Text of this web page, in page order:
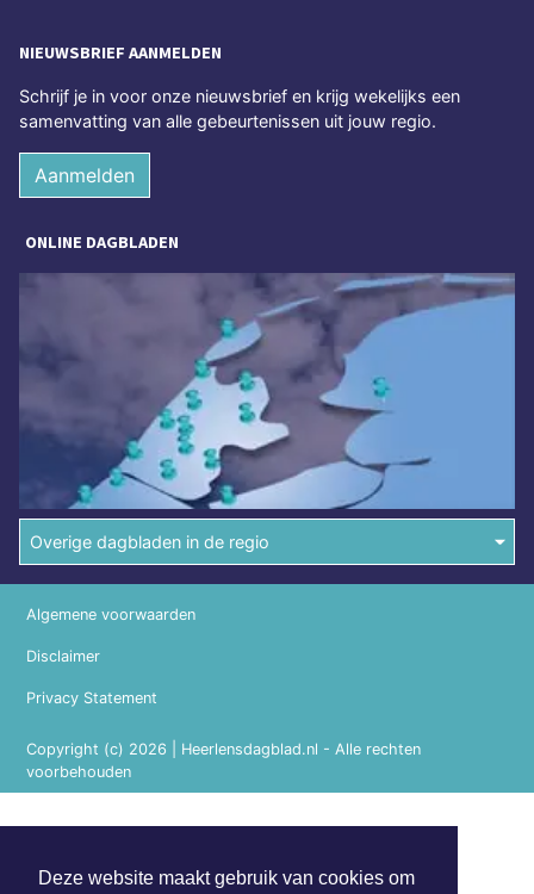
Deze website maakt gebruik van cookies om
NIEUWSBRIEF AANMELDEN
Schrijf je in voor onze nieuwsbrief en krijg wekelijks een
samenvatting van alle gebeurtenissen uit jouw regio.
Aanmelden
ONLINE DAGBLADEN
Overige dagbladen in de regio
Copyright (c) 2026 | Heerlensdagblad.nl - Alle rechten
voorbehouden
Algemene voorwaarden
Disclaimer
Privacy Statement